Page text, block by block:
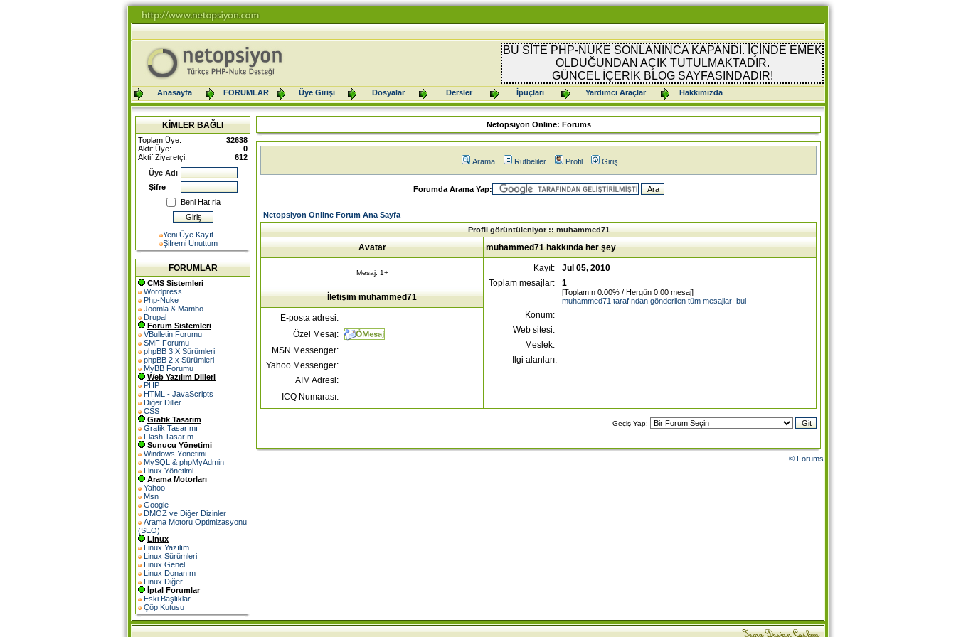
BU SİTE PHP-NUKE SONLANINCA KAPANDI. İÇİNDE EMEK
OLDUĞUNDAN AÇIK TUTULMAKTADIR.
GÜNCEL İÇERİK BLOG SAYFASINDADIR!
Anasayfa FORUMLAR Üye Girişi Dosyalar Dersler İpuçları Yardımcı Araçlar Hakkımızda
KİMLER BAĞLI
Toplam Üye:
32638
Aktif Üye:
0
Aktif Ziyaretçi:
612
Üye Adı
Şifre
Beni Hatırla
Yeni Üye Kayıt
Şifremi Unuttum
FORUMLAR
CMS Sistemleri
Wordpress
Php-Nuke
Joomla & Mambo
Drupal
Forum Sistemleri
VBulletin Forumu
SMF Forumu
phpBB 3.X Sürümleri
phpBB 2.x Sürümleri
MyBB Forumu
Web Yazılım Dilleri
PHP
HTML - JavaScripts
Diğer Diller
CSS
Grafik Tasarım
Grafik Tasarımı
Flash Tasarım
Sunucu Yönetimi
Windows Yönetimi
MySQL & phpMyAdmin
Linux Yönetimi
Arama Motorları
Yahoo
Msn
Google
DMOZ ve Diğer Dizinler
Arama Motoru Optimizasyonu
(SEO)
Linux
Linux Yazılım
Linux Sürümleri
Linux Genel
Linux Donanım
Linux Diğer
İptal Forumlar
Eski Başlıklar
Çöp Kutusu
Netopsiyon Online: Forums
Arama Rütbeliler Profil Giriş
Forumda Arama Yap:
Netopsiyon Online Forum Ana Sayfa
Profil görüntüleniyor :: muhammed71
Avatar muhammed71 hakkında her şey
Mesaj: 1+ Kayıt:
Jul 05, 2010
Toplam mesajlar:
1
[Toplamın 0.00% / Hergün 0.00 mesaj]
muhammed71 tarafından gönderilen tüm mesajları bul
Konum:
Web sitesi:
Meslek:
İlgi alanları:
İletişim muhammed71
E-posta adresi:
Özel Mesaj:
MSN Messenger:
Yahoo Messenger:
AIM Adresi:
ICQ Numarası:
Geçiş Yap:
© Forums